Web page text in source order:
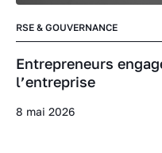
RSE & GOUVERNANCE
Entrepreneurs
l’entreprise
8 mai 2026